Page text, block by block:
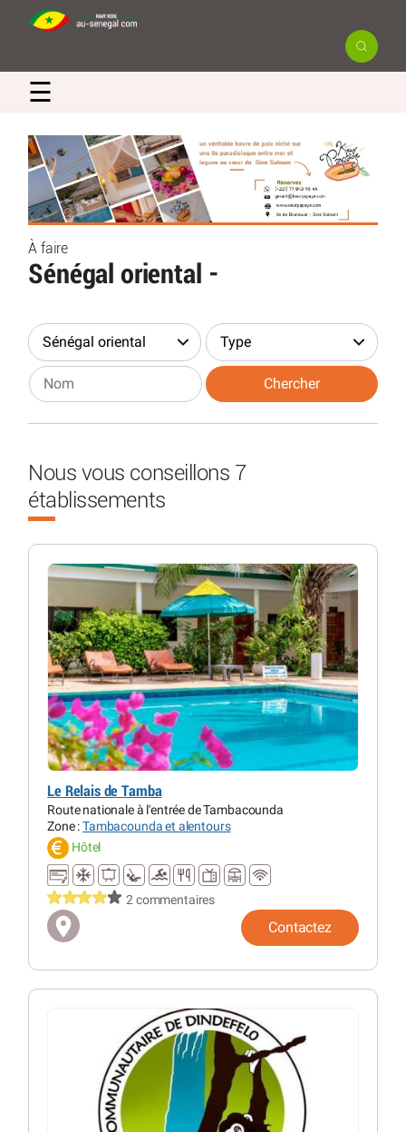
☰
À faire
Sénégal oriental -
Nous vous conseillons 7
établissements
Le Relais de Tamba
Route nationale à l'entrée de Tambacounda
Zone :Tambacounda et alentours
Hôtel
2 commentaires
Contactez